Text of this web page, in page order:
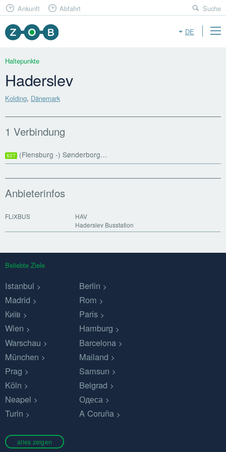
DE
Ankunft Abfahrt Suche
Haltepunkte
Haderslev
Kolding, Dänemark
1 Verbindung
627 (Flensburg -) Sønderborg…
Anbieterinfos
FLiXBUS
HAV
Haderslev Busstation
Beliebte Ziele
Istanbul
Berlin
Madrid
Rom
Київ
Paris
Wien
Hamburg
Warschau
Barcelona
München
Mailand
Prag
Samsun
Köln
Belgrad
Neapel
Одеса
Turin
A Coruña
alles zeigen